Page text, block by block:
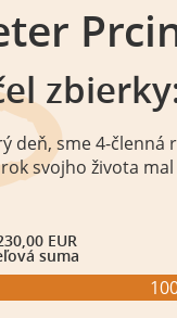
deň, sme 4-členná
svojho života
EUR
suma